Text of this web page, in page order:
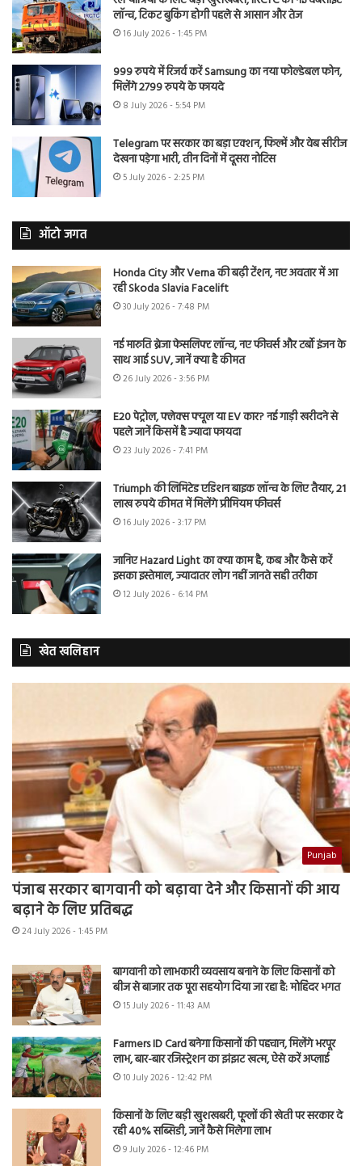
लॉन्च, टिकट बुकिंग होगी पहले से आसान और तेज
16 July 2026 - 1:45 PM
999 रुपये में रिजर्व करें Samsung का नया फोल्डेबल फोन,
मिलेंगे 2799 रुपये के फायदे
8 July 2026 - 5:54 PM
Telegram पर सरकार का बड़ा एक्शन, फिल्में और वेब सीरीज
देखना पड़ेगा भारी, तीन दिनों में दूसरा नोटिस
5 July 2026 - 2:25 PM
ऑटो जगत
Honda City और Verna की बढ़ी टेंशन, नए अवतार में आ
रही Skoda Slavia Facelift
30 July 2026 - 7:48 PM
नई मारुति ब्रेजा फेसलिफ्ट लॉन्च, नए फीचर्स और टर्बो इंजन के
साथ आई SUV, जानें क्या है कीमत
26 July 2026 - 3:56 PM
E20 पेट्रोल, फ्लेक्स फ्यूल या EV कार? नई गाड़ी खरीदने से
पहले जानें किसमें है ज्यादा फायदा
23 July 2026 - 7:41 PM
Triumph की लिमिटेड एडिशन बाइक लॉन्च के लिए तैयार, 21
लाख रुपये कीमत में मिलेंगे प्रीमियम फीचर्स
16 July 2026 - 3:17 PM
जानिए Hazard Light का क्या काम है, कब और कैसे करें
इसका इस्तेमाल, ज्यादातर लोग नहीं जानते सही तरीका
12 July 2026 - 6:14 PM
खेत खलिहान
Punjab
पंजाब सरकार बागवानी को बढ़ावा देने और किसानों की आय
बढ़ाने के लिए प्रतिबद्ध
24 July 2026 - 1:45 PM
बागवानी को लाभकारी व्यवसाय बनाने के लिए किसानों को
बीज से बाजार तक पूरा सहयोग दिया जा रहा है: मोहिंदर भगत
15 July 2026 - 11:43 AM
Farmers ID Card बनेगा किसानों की पहचान, मिलेंगे भरपूर
लाभ, बार-बार रजिस्ट्रेशन का झंझट खत्म, ऐसे करें अप्लाई
10 July 2026 - 12:42 PM
किसानों के लिए बड़ी खुशखबरी, फूलों की खेती पर सरकार दे
रही 40% सब्सिडी, जानें कैसे मिलेगा लाभ
9 July 2026 - 12:46 PM